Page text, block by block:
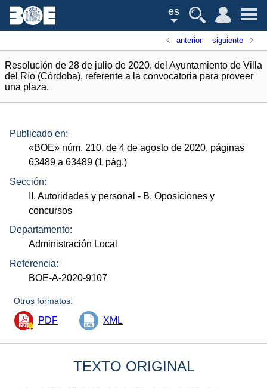
es
anterior siguiente
Resolución de 28 de julio de 2020, del Ayuntamiento de Villa
del Río (Córdoba), referente a la convocatoria para proveer
una plaza.
Publicado en:
«BOE» núm. 210, de 4 de agosto de 2020, páginas
63489 a 63489 (1 pág.)
Sección:
II. Autoridades y personal - B. Oposiciones y
concursos
Departamento:
Administración Local
Referencia:
BOE-A-2020-9107
Otros formatos:
PDF XML
TEXTO ORIGINAL